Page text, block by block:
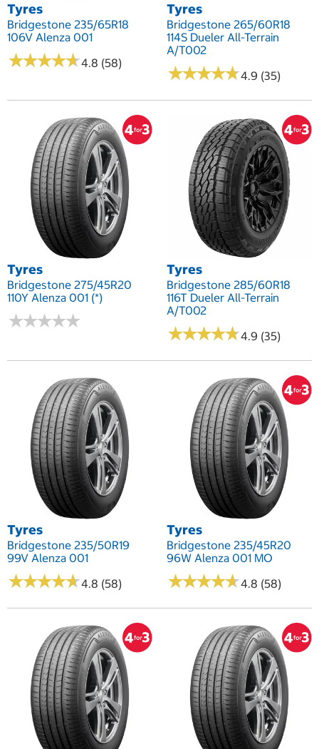
Tyres
Bridgestone 235/65R18
106V Alenza 001
★★★★★
★★★★★4.8 (58)
Tyres
Bridgestone 265/60R18
114S Dueler All-Terrain
A/T002
★★★★★
★★★★★4.9 (35)
Tyres
Bridgestone 275/45R20
110Y Alenza 001 (*)
★★★★★
★★★★★
Tyres
Bridgestone 285/60R18
116T Dueler All-Terrain
A/T002
★★★★★
★★★★★4.9 (35)
Tyres
Bridgestone 235/50R19
99V Alenza 001
★★★★★
★★★★★4.8 (58)
Tyres
Bridgestone 235/45R20
96W Alenza 001 MO
★★★★★
★★★★★4.8 (58)